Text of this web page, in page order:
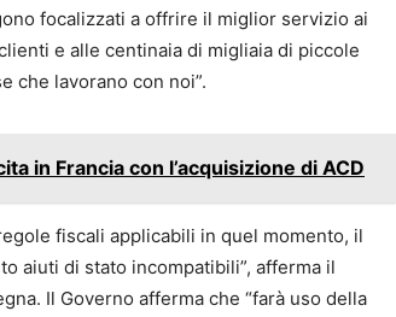
focalizzati a offrire il miglior servizio ai
e alle centinaia di migliaia di piccole
che lavorano con noi”.
in Francia con l’acquisizione di ACD
fiscali applicabili in quel momento, il
aiuti di stato incompatibili”, afferma il
Il Governo afferma che “farà uso della